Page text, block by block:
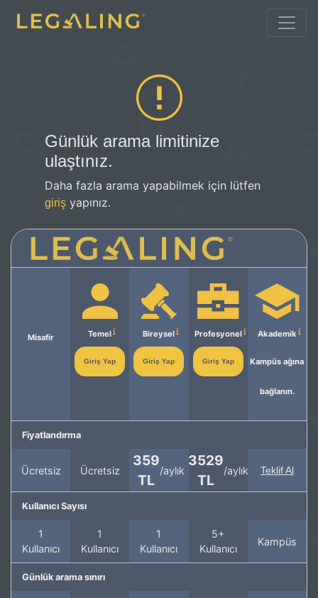
Günlük arama limitinize
ulaştınız.
Daha fazla arama yapabilmek için lütfen
giriş yapınız.
Misafir Temel
Giriş Yap
Bireysel
Giriş Yap
Profesyonel
Giriş Yap
Akademik
Kampüs ağına
bağlanın.
Fiyatlandırma
Ücretsiz Ücretsiz
359
TL
/aylık
3529
TL
/aylık Teklif Al
Kullanıcı Sayısı
1
Kullanıcı
1
Kullanıcı
1
Kullanıcı
5+
Kullanıcı
Kampüs
Günlük arama sınırı